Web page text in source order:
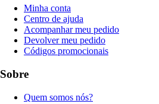
Minha conta
Centro de ajuda
Acompanhar meu pedido
Devolver meu pedido
Códigos promocionais
Sobre
Quem somos nós?